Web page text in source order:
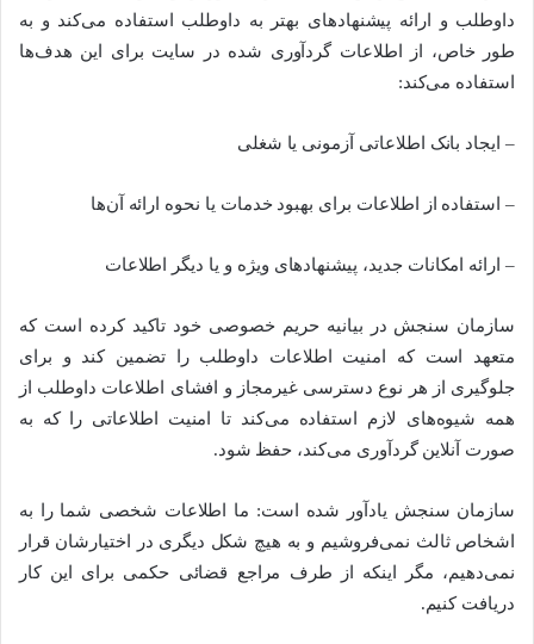
داوطلب و ارائه پیشنهادهای بهتر به داوطلب استفاده می‌کند و به
طور خاص، از اطلاعات گردآوری شده در سایت برای این هدف‌ها
استفاده می‌کند:
– ایجاد بانک اطلاعاتی آزمونی یا شغلی
– استفاده از اطلاعات برای بهبود خدمات یا نحوه ارائه آن‌ها
– ارائه امکانات جدید، پیشنهادهای ویژه و یا دیگر اطلاعات
سازمان سنجش در بیانیه حریم خصوصی خود تاکید کرده است که
متعهد است که امنیت اطلاعات داوطلب را تضمین کند و برای
جلوگیری از هر نوع دسترسی غیرمجاز و افشای اطلاعات داوطلب از
همه شیوه‌های لازم استفاده می‌کند تا امنیت اطلاعاتی را که به
صورت آنلاین گردآوری می‌کند، حفظ شود.
سازمان سنجش یادآور شده است: ما اطلاعات شخصی شما را به
اشخاص ثالث نمی‌فروشیم و به هیچ شکل دیگری در اختیارشان قرار
نمی‌دهیم، مگر اینکه از طرف مراجع قضائی حکمی برای این کار
دریافت کنیم.